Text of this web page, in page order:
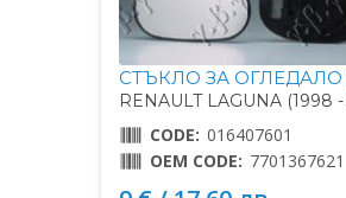
СТЪКЛО ЗА ОГЛЕДАЛО
RENAULT LAGUNA (1998
CODE: 016407601
OEM CODE: 7701367621